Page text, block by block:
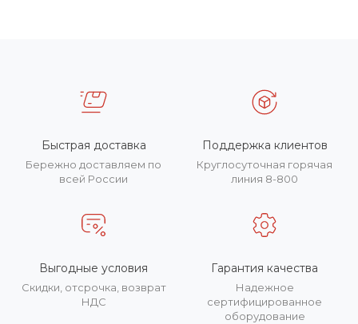
Быстрая доставка
Бережно доставляем по
всей России
Поддержка клиентов
Круглосуточная горячая
линия 8-800
Выгодные условия
Скидки, отсрочка, возврат
НДС
Гарантия качества
Надежное
сертифицированное
оборудование